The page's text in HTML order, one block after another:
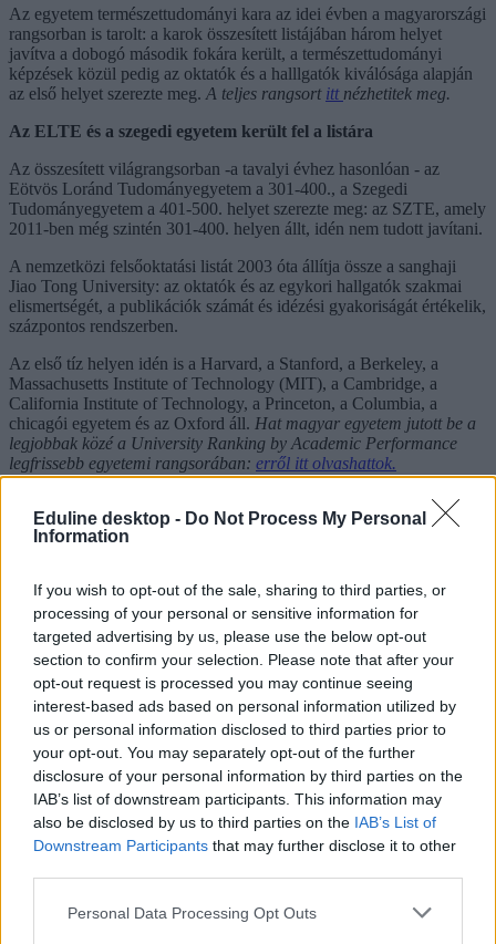
Eduline desktop - Do Not Process My Personal
Information
If you wish to opt-out of the sale, sharing to third parties, or
processing of your personal or sensitive information for
targeted advertising by us, please use the below opt-out
section to confirm your selection. Please note that after your
opt-out request is processed you may continue seeing
interest-based ads based on personal information utilized by
us or personal information disclosed to third parties prior to
your opt-out. You may separately opt-out of the further
disclosure of your personal information by third parties on the
IAB’s list of downstream participants. This information may
also be disclosed by us to third parties on the IAB’s List of
Downstream Participants that may further disclose it to other
Personal Data Processing Opt Outs
Az egyetem természettudományi kara az idei évben a magyarországi
rangsorban is tarolt: a karok összesített listájában három helyet
javítva a dobogó második fokára került, a természettudományi
képzések közül pedig az oktatók és a halllgatók kiválósága alapján
az első helyet szerezte meg. A teljes rangsort itt nézhetitek meg.
Az ELTE és a szegedi egyetem került fel a listára
Az összesített világrangsorban -a tavalyi évhez hasonlóan - az
Eötvös Loránd Tudományegyetem a 301-400., a Szegedi
Tudományegyetem a 401-500. helyet szerezte meg: az SZTE, amely
2011-ben még szintén 301-400. helyen állt, idén nem tudott javítani.
A nemzetközi felsőoktatási listát 2003 óta állítja össze a sanghaji
Jiao Tong University: az oktatók és az egykori hallgatók szakmai
elismertségét, a publikációk számát és idézési gyakoriságát értékelik,
százpontos rendszerben.
Az első tíz helyen idén is a Harvard, a Stanford, a Berkeley, a
Massachusetts Institute of Technology (MIT), a Cambridge, a
California Institute of Technology, a Princeton, a Columbia, a
chicagói egyetem és az Oxford áll. Hat magyar egyetem jutott be a
legjobbak közé a University Ranking by Academic Performance
legfrissebb egyetemi rangsorában: erről itt olvashattok.
ARWU rangsor
sanghaji rangsor
Hozzászólások
Hana György: „Méltóságot, tekintélyt kell adni az
oktatásról szóló közbeszédnek”
stratégiával kezdte meg működését. Az egyes minisztériumok
optimizmust ébresztett és éltet. Különösen az olyan, korábban porig